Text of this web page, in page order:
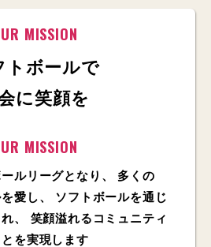
MISSION
トボールで
に笑顔を
MISSION
ルリーグとなり、
多くの
愛し、
ソフトボールを通じ
、
笑顔溢れるコミュニティ
を実現します